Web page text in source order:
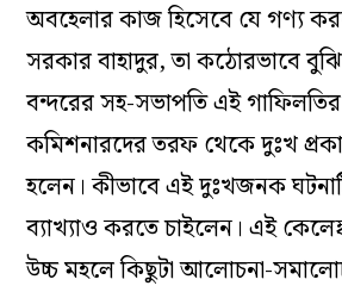
অবহেলার কাজ হিসেবে যে গণ্য
সরকার বাহাদুর, তা কঠোরভাবে
বন্দরের সহ-সভাপতি এই
কমিশনারদের তরফ থেকে দুঃখ
হলেন। কীভাবে এই দুঃখজনক
ব্যাখ্যাও করতে চাইলেন। এই
উচ্চ মহলে কিছুটা আলোচনা-